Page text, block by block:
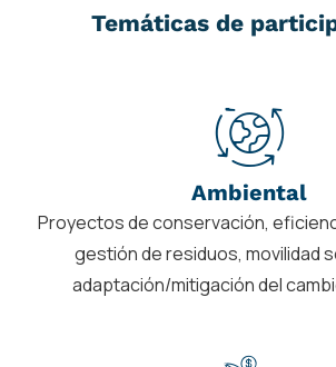
Temáticas de
Ambiental
Proyectos de conservación,
gestión de residuos, movilidad
adaptación/mitigación del